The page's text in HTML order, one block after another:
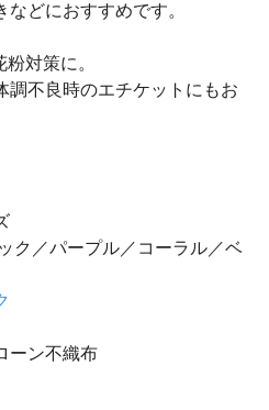
どにおすすめです。
対策に。
調不良時のエチケットにもお
ク／パープル／コーラル／ベ
ーン不織布